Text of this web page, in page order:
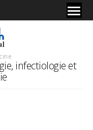
infectiologie et